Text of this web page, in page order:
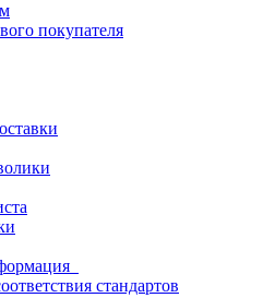
покупателя
стандартов